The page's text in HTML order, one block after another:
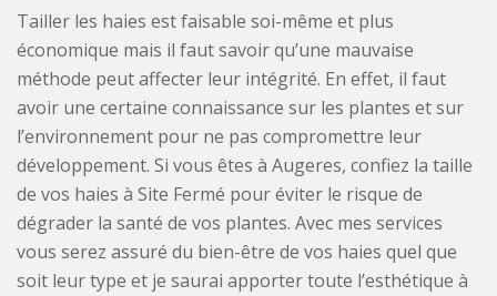
Tailler les haies est faisable soi-même et plus
économique mais il faut savoir qu’une mauvaise
méthode peut affecter leur intégrité. En effet, il faut
avoir une certaine connaissance sur les plantes et sur
l’environnement pour ne pas compromettre leur
développement. Si vous êtes à Augeres, confiez la taille
de vos haies à Site Fermé pour éviter le risque de
dégrader la santé de vos plantes. Avec mes services
vous serez assuré du bien-être de vos haies quel que
soit leur type et je saurai apporter toute l’esthétique à